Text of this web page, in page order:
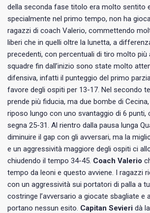
della seconda fase titolo era molto sentito
specialmente nel primo tempo, non ha
ragazzi di coach Valerio, commettendo
liberi che in quelli oltre la lunetta, a
precedenti, con percentuali di tiro molto più
squadre fin dall’inizio sono state molto
difensiva, infatti il punteggio del primo
favore degli ospiti per 13-17. Nel secondo
prende più fiducia, ma due bombe di
riposo lungo con uno svantaggio di 6 punti,
segna 25-31. Al rientro dalla pausa lunga
diminuire il gap con gli avversari, ma la
e un aggressività maggiore degli ospiti ci
chiudendo il tempo 34-45. Coach Valerio
tempo da leoni e questo avviene. I ragazzi
con un aggressività sui portatori di palla a
costringe l’avversario a giocate sbagliate e
portano nessun esito. Capitan Sevieri dà